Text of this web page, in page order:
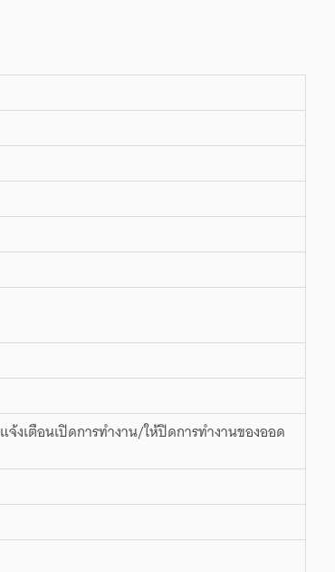
งเตือนเปิดการทำงาน/ให้ปิดการทำงานของออด